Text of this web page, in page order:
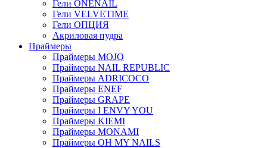
Гели ONENAIL
Гели VELVETIME
Гели ОПЦИЯ
Акриловая пудра
Праймеры
Праймеры MOJO
Праймеры NAIL REPUBLIC
Праймеры ADRICOCO
Праймеры ENEF
Праймеры GRAPE
Праймеры I ENVY YOU
Праймеры KIEMI
Праймеры MONAMI
Праймеры OH MY NAILS